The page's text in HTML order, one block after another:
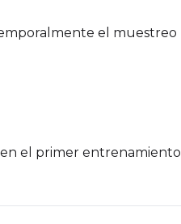
el muestreo
el primer entrenamiento